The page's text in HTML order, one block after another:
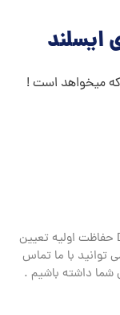
ایسلند
جهت حفاظت سرور شما در مقابل حملات DDoS حفاظت اولیه تعیین
با ما تماس
شما داشته باشیم .